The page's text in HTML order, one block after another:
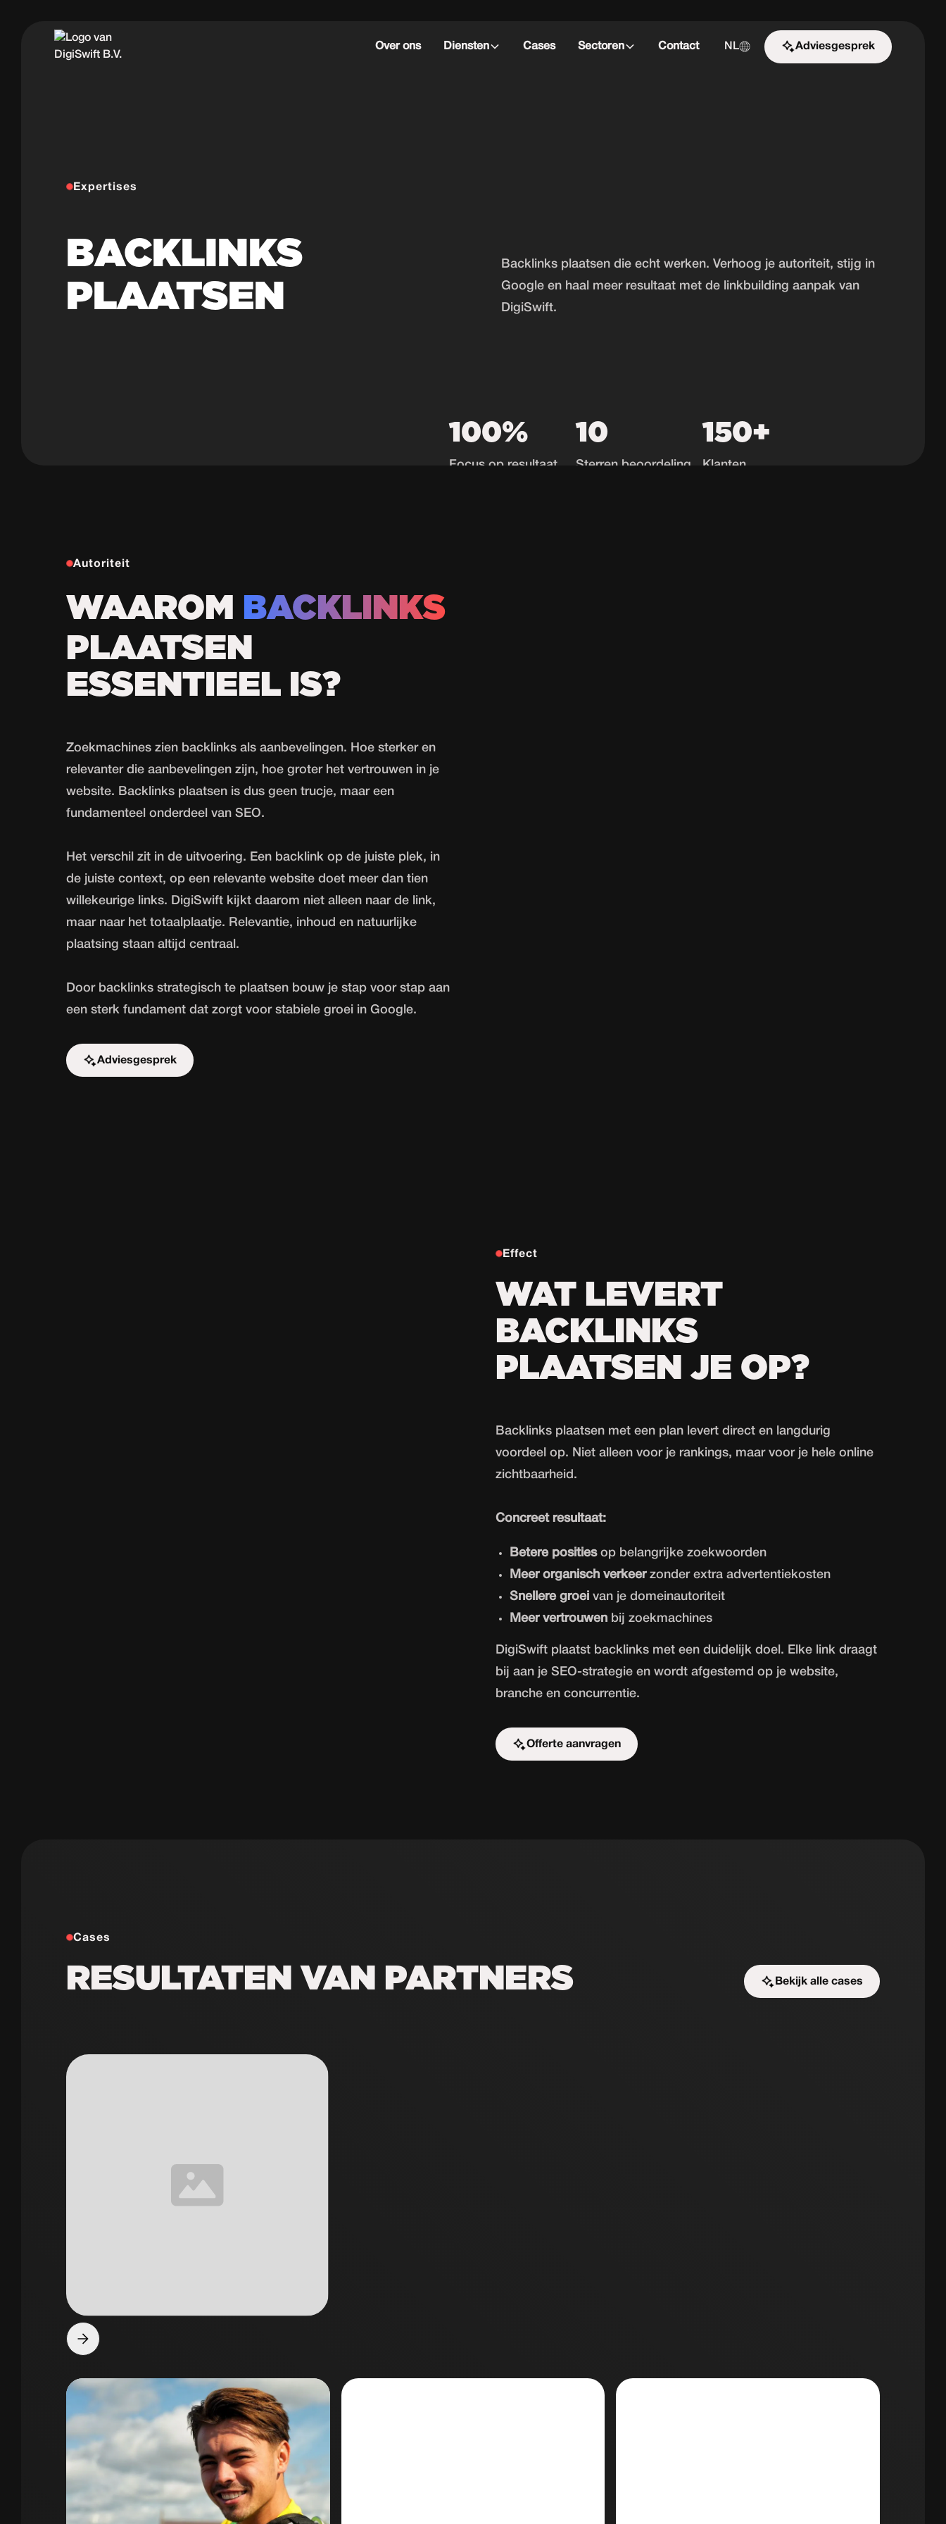
Over ons Diensten Cases Sectoren Contact NL
Adviesgesprek
Start de uitdaging
Expertises
BACKLINKS
PLAATSEN
Backlinks plaatsen die echt werken. Verhoog je autoriteit, stijg in
Google en haal meer resultaat met de linkbuilding aanpak van
DigiSwift.
100%
Focus op resultaat
10
Sterren beoordeling
150+
Klanten
Autoriteit
WAAROM
BACKLINKS
PLAATSEN
ESSENTIEEL IS?
Zoekmachines zien backlinks als aanbevelingen. Hoe sterker en
relevanter die aanbevelingen zijn, hoe groter het vertrouwen in je
website. Backlinks plaatsen is dus geen trucje, maar een
fundamenteel onderdeel van SEO.
Het verschil zit in de uitvoering. Een backlink op de juiste plek, in
de juiste context, op een relevante website doet meer dan tien
willekeurige links. DigiSwift kijkt daarom niet alleen naar de link,
maar naar het totaalplaatje. Relevantie, inhoud en natuurlijke
plaatsing staan altijd centraal.
Door backlinks strategisch te plaatsen bouw je stap voor stap aan
een sterk fundament dat zorgt voor stabiele groei in Google.
Adviesgesprek
Start de uitdaging
Effect
WAT LEVERT
BACKLINKS
PLAATSEN JE OP?
Backlinks plaatsen met een plan levert direct en langdurig
voordeel op. Niet alleen voor je rankings, maar voor je hele online
zichtbaarheid.
Concreet resultaat:
Betere positiesop belangrijke zoekwoorden
Meer organisch verkeerzonder extra advertentiekosten
Snellere groei van je domeinautoriteit
Meer vertrouwen bij zoekmachines
DigiSwift plaatst backlinks met een duidelijk doel. Elke link draagt
bij aan je SEO-strategie en wordt afgestemd op je website,
branche en concurrentie.
Offerte aanvragen
Start de uitdaging
Cases
RESULTATEN VAN PARTNERS
Bekijk alle cases
Start de uitdaging